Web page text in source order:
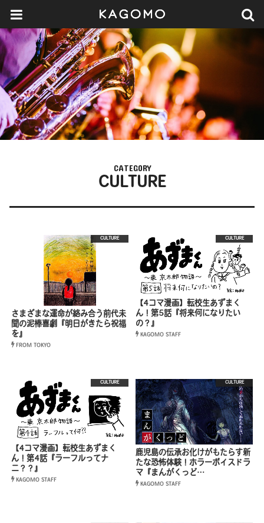
CATEGORY
CULTURE
CULTURE
さまざまな運命が絡み合う前代未
聞の泥棒喜劇『明日がきたら祝福
を』
FROM TOKYO
CULTURE
【4コマ漫画】転校生あずまく
ん！第5話『将来何になりたい
の？』
KAGOMO STAFF
CULTURE
【4コマ漫画】転校生あずまく
ん！第4話『ラーフルってナ
ニ？？』
KAGOMO STAFF
CULTURE
鹿児島の伝承お化けがもたらす新
たな恐怖体験！ホラーボイスドラ
マ『まんがくっど…
KAGOMO STAFF